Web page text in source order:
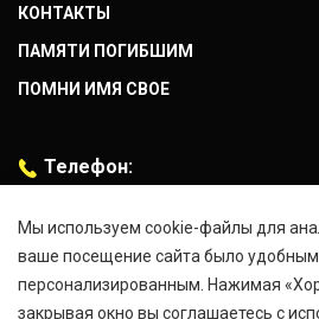
КОНТАКТЫ
ПАМЯТИ ПОГИБШИМ
ПОМНИ ИМЯ СВОЕ
Телефон:
Адрес:
г.Москва, Проспект Мира 101, стр.
Мы используем cookie-файлы для
ваше посещение сайта было
персонализированным. Нажимая
закрывая окно вы соглашаетесь с